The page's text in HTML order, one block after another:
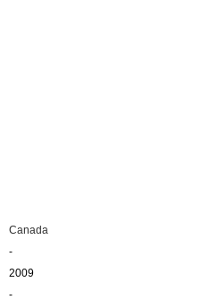
Canada
-
2009
-